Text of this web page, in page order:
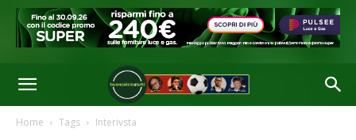
Home Tags Interivsta